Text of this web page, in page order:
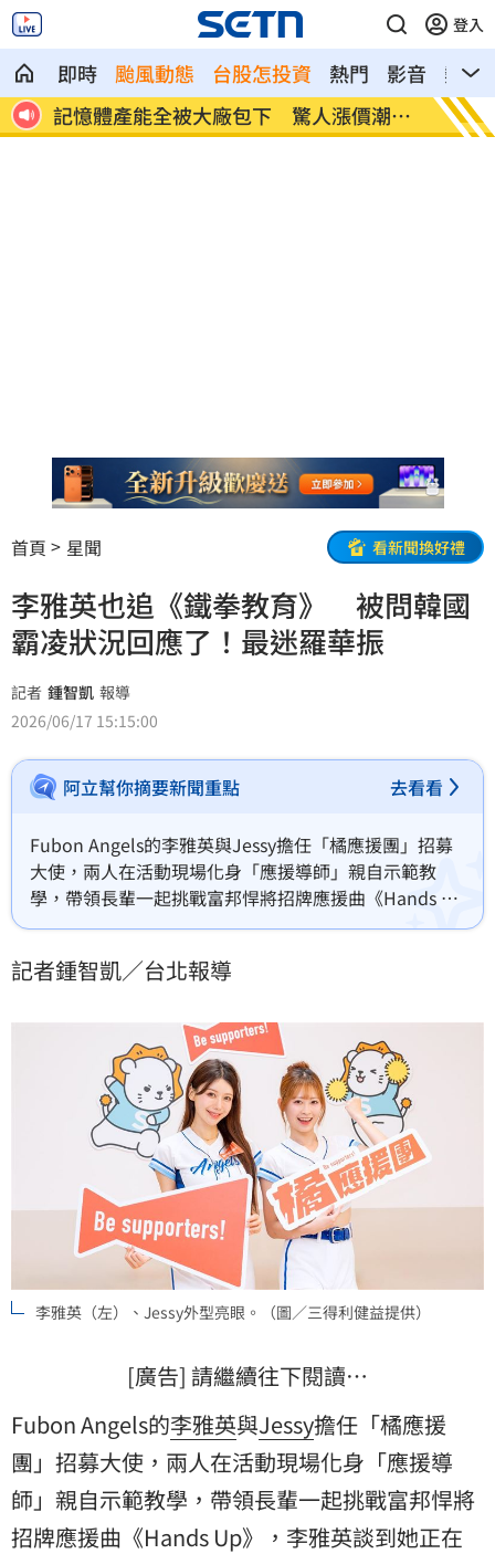
登入
即時 颱風動態 台股怎投資 熱門 影音
熱搜
記憶體產能全被大廠包下 驚人漲價潮來
襲
北美
元
首頁 星聞 看新聞換好禮
李雅英也追《鐵拳教育》 被問韓國
霸凌狀況回應了！最迷羅華振
記者 鍾智凱 報導
2026/06/17 15:15:00
阿立幫你摘要新聞重點 去看看
Fubon Angels的李雅英與Jessy擔任「橘應援團」招募
大使，兩人在活動現場化身「應援導師」親自示範教
學，帶領長輩一起挑戰富邦悍將招牌應援曲《Hands
Up》，李雅英談到她正在追《鐵拳教育》，特別喜愛劇
記者鍾智凱／台北報導
李雅英（左）、Jessy外型亮眼。（圖／三得利健益提供）
[廣告] 請繼續往下閱讀…
Fubon Angels的李雅英與Jessy擔任「橘應援
團」招募大使，兩人在活動現場化身「應援導
師」親自示範教學，帶領長輩一起挑戰富邦悍將
招牌應援曲《Hands Up》，李雅英談到她正在